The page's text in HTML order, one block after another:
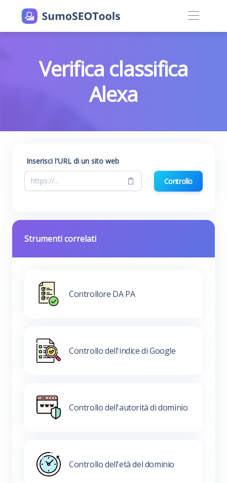
Verifica classifica
Alexa
Inserisci l'URL di un sito web
Controllo
Strumenti correlati
Controllore DA PA
Controllo dell'indice di Google
Controllo dell'autorità di dominio
Controllo dell'età del dominio